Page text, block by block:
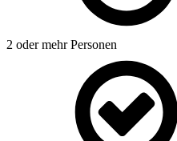
2 oder mehr Personen